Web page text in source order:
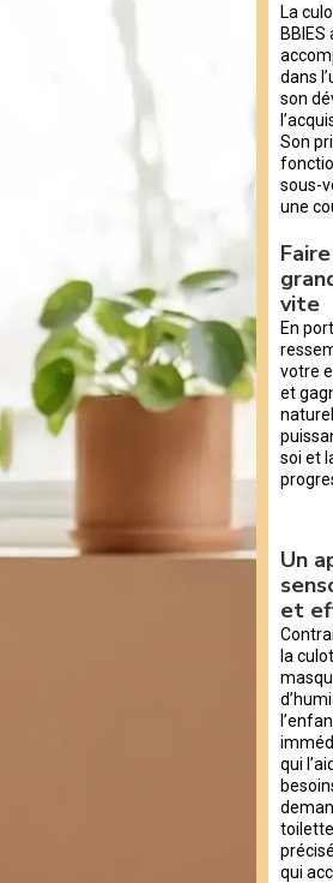
La
dans
son
Son
sous-
une
vite
En
votre
et
soi et
Un
et
la
qui
qui